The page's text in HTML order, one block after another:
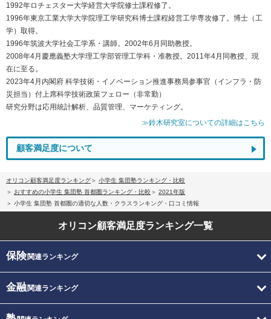
1992年ロチェスター大学経営大学院修士課程修了。
1996年東京工業大学大学院理工学研究科博士課程経営工学専攻修了。博士（工
学）取得。
1996年筑波大学社会工学系・講師。2002年6月同助教授。
2008年4月慶應義塾大学理工学部管理工学科・准教授。2011年4月同教授、現
在に至る。
2023年4月内閣府 科学技術・イノベーション推進事務局参事官（インフラ・防
災担当）付上席科学技術政策フェロー（非常勤）
研究分野は応用統計解析、品質管理、マーケティング。
≫鈴木研究室についての詳細はこちら
顧客満足度について
オリコン顧客満足度ランキング
小学生 集団塾ランキング・比較
おすすめの小学生 集団塾 首都圏ランキング・比較
2021年版
小学生 集団塾 首都圏の適切な人数・クラスランキング・口コミ情報
オリコン顧客満足度ランキング一覧
保険関連ランキング
金融関連ランキング